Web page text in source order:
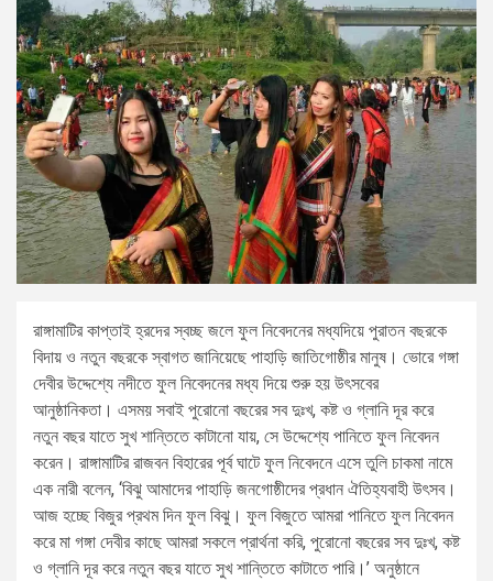
রাঙ্গামাটির কাপ্তাই হ্রদের স্বচ্ছ জলে ফুল নিবেদনের মধ্যদিয়ে পুরাতন বছরকে
বিদায় ও নতুন বছরকে স্বাগত জানিয়েছে পাহাড়ি জাতিগোষ্ঠীর মানুষ। ভোরে গঙ্গা
দেবীর উদ্দেশ্যে নদীতে ফুল নিবেদনের মধ্য দিয়ে শুরু হয় উৎসবের
আনুষ্ঠানিকতা। এসময় সবাই পুরোনো বছরের সব দুঃখ, কষ্ট ও গ্লানি দূর করে
নতুন বছর যাতে সুখ শান্তিতে কাটানো যায়, সে উদ্দেশ্যে পানিতে ফুল নিবেদন
করেন। রাঙ্গামাটির রাজবন বিহারের পূর্ব ঘাটে ফুল নিবেদনে এসে তুলি চাকমা নামে
এক নারী বলেন, ‘বিঝু আমাদের পাহাড়ি জনগোষ্ঠীদের প্রধান ঐতিহ্যবাহী উৎসব।
আজ হচ্ছে বিজুর প্রথম দিন ফুল বিঝু। ফুল বিজুতে আমরা পানিতে ফুল নিবেদন
করে মা গঙ্গা দেবীর কাছে আমরা সকলে প্রার্থনা করি, পুরোনো বছরের সব দুঃখ, কষ্ট
ও গ্লানি দূর করে নতুন বছর যাতে সুখ শান্তিতে কাটাতে পারি।’ অনুষ্ঠানে